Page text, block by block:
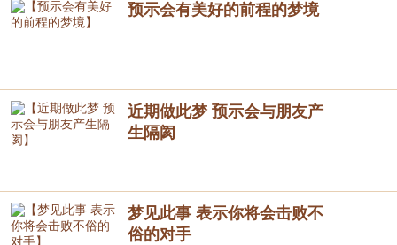
预示会有美好的前程的梦境
近期做此梦 预示会与朋友产
生隔阂
梦见此事 表示你将会击败不
俗的对手